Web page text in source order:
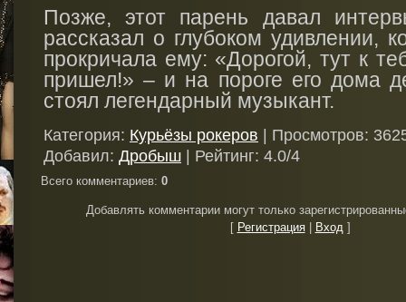
Позже, этот парень давал
рассказал о глубоком удивлении,
прокричала ему: «Дорогой, тут к
пришел!» – и на пороге его дома
стоял легендарный музыкант.
Категория: Курьёзы рокеров Просмотров:
Добавил: Дробыш Рейтинг: 4.0/4
Всего комментариев: 0
Добавлять комментарии могут только
[ Регистрация| Вход]